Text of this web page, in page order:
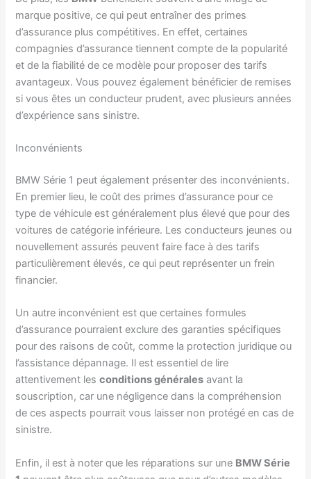
marque positive, ce qui peut entraîner des primes
d’assurance plus compétitives. En effet, certaines
compagnies d’assurance tiennent compte de la popularité
et de la fiabilité de ce modèle pour proposer des tarifs
avantageux. Vous pouvez également bénéficier de remises
si vous êtes un conducteur prudent, avec plusieurs années
d’expérience sans sinistre.
Inconvénients
BMW Série 1 peut également présenter des inconvénients.
En premier lieu, le coût des primes d’assurance pour ce
type de véhicule est généralement plus élevé que pour des
voitures de catégorie inférieure. Les conducteurs jeunes ou
nouvellement assurés peuvent faire face à des tarifs
particulièrement élevés, ce qui peut représenter un frein
financier.
Un autre inconvénient est que certaines formules
d’assurance pourraient exclure des garanties spécifiques
pour des raisons de coût, comme la protection juridique ou
l’assistance dépannage. Il est essentiel de lire
attentivement lesconditions générales avant la
souscription, car une négligence dans la compréhension
de ces aspects pourrait vous laisser non protégé en cas de
sinistre.
Enfin, il est à noter que les réparations sur une BMW Série